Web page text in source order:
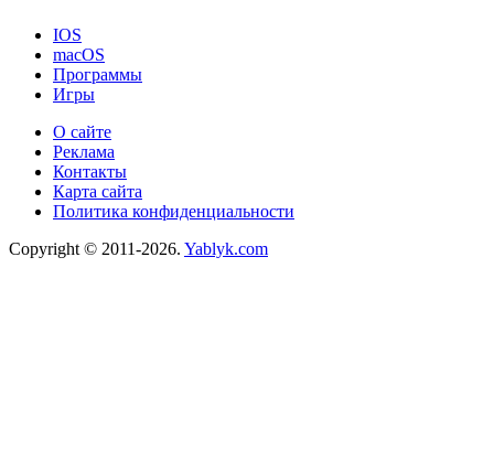
IOS
macOS
Программы
Игры
О сайте
Реклама
Контакты
Карта сайта
Политика конфиденциальности
Copyright © 2011-2026. Yablyk.сom